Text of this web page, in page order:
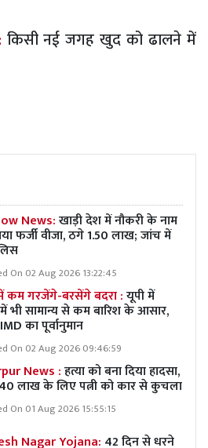
किसी नई जगह खुद को ढालने में
News:खाड़ी देश में नौकरी के नाम
फर्जी वीजा, ठगे 1.50 लाख; जांच में
On 02 Aug 2026 13:22:45
कम गरजेंगे-बरसेंगे बदरा :यूपी में
भी सामान्य से कम बारिश के आसार,
का पूर्वानुमान
On 02 Aug 2026 09:46:59
News :हत्या को बना दिया हादसा,
लाख के लिए पत्नी को कार से कुचला
On 01 Aug 2026 15:55:15
Nagar Yojana: 42 दिन से धरने